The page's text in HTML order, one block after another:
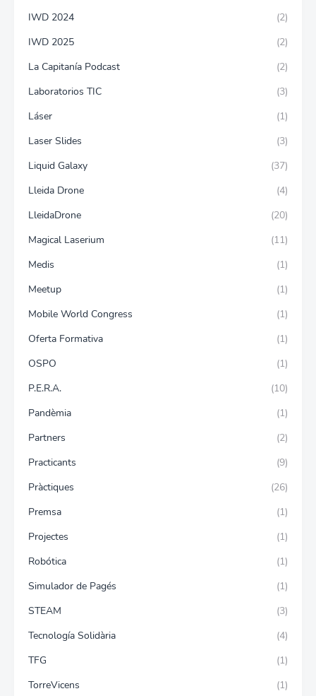
IWD 2024
(2)
IWD 2025
(2)
La Capitanía Podcast
(2)
Laboratorios TIC
(3)
Láser
(1)
Laser Slides
(3)
Liquid Galaxy
(37)
Lleida Drone
(4)
LleidaDrone
(20)
Magical Laserium
(11)
Medis
(1)
Meetup
(1)
Mobile World Congress
(1)
Oferta Formativa
(1)
OSPO
(1)
P.E.R.A.
(10)
Pandèmia
(1)
Partners
(2)
Practicants
(9)
Pràctiques
(26)
Premsa
(1)
Projectes
(1)
Robótica
(1)
Simulador de Pagés
(1)
STEAM
(3)
Tecnología Solidària
(4)
TFG
(1)
TorreVicens
(1)